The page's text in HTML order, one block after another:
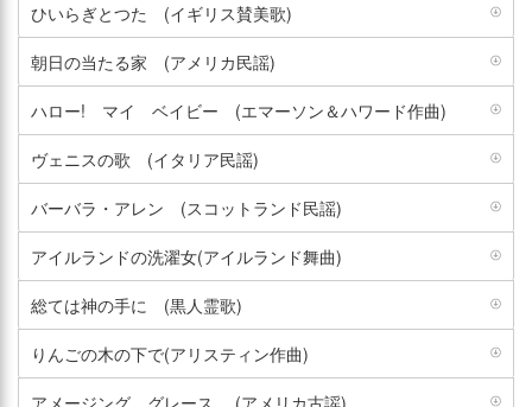
ひいらぎとつた (イギリス賛美歌)
朝日の当たる家 (アメリカ民謡)
ハロー! マイ ベイビー (エマーソン＆ハワード作曲)
ヴェニスの歌 (イタリア民謡)
バーバラ・アレン (スコットランド民謡)
アイルランドの洗濯女(アイルランド舞曲)
総ては神の手に (黒人霊歌)
りんごの木の下で(アリスティン作曲)